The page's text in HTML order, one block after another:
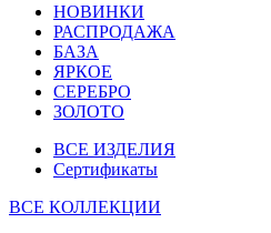
НОВИНКИ
РАСПРОДАЖА
БАЗА
ЯРКОЕ
СЕРЕБРО
ЗОЛОТО
ВСЕ ИЗДЕЛИЯ
Сертификаты
ВСЕ КОЛЛЕКЦИИ